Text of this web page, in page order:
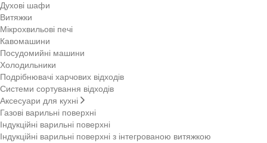
Духові шафи
Витяжки
Мікрохвильові печі
Кавомашини
Посудомийні машини
Холодильники
Подрібнювачі харчових відходів
Системи сортування відходів
Аксесуари для кухні
Газові варильні поверхні
Індукційні варильні поверхні
Індукційні варильні поверхні з інтегрованою витяжкою